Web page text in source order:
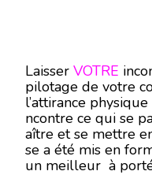
Laisser VOTRE
pilotage de votre
l’attirance
ncontre ce qui se
aître et se mettre
se a été mis en
un meilleur à